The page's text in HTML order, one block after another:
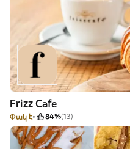
Frizz Cafe
Փակ է 84%(13)